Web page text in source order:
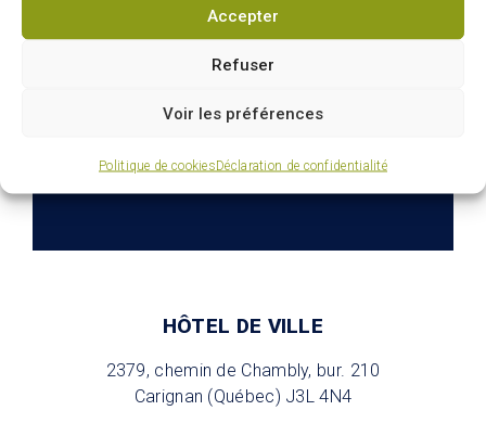
Accepter
Refuser
Voir les préférences
Politique de cookiesDéclaration de confidentialité
Infolettre : restez
connectés sur votre ville
HÔTEL DE VILLE
2379, chemin de Chambly, bur. 210
Carignan (Québec) J3L 4N4